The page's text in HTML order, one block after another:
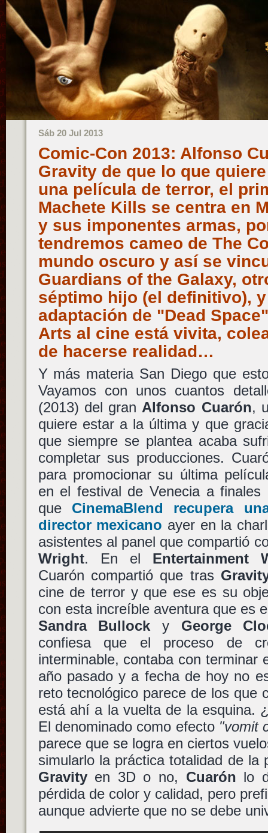
Sáb 20 Jul 2013
Comic-Con 2013: Alfonso
Gravity de que lo que
una película de terror, el
Machete Kills se centra en
y sus imponentes armas,
tendremos cameo de The
mundo oscuro y así se
Guardians of the Galaxy,
séptimo hijo (el definitivo),
adaptación de "Dead
Arts al cine está vivita,
de hacerse realidad…
Y más materia San Diego que
Vayamos con unos cuantos
(2013) del gran Alfonso Cuarón,
quiere estar a la última y que
que siempre se plantea acaba
completar sus producciones.
para promocionar su última
en el festival de Venecia a
que CinemaBlend recupera
director mexicano ayer en la
asistentes al panel que compartió
Wright. En el Entertainment
Cuarón compartió que tras
cine de terror y que ese es su
con esta increíble aventura que es
Sandra Bullock y George
confiesa que el proceso de
interminable, contaba con terminar
año pasado y a fecha de hoy no
reto tecnológico parece de los que
está ahí a la vuelta de la esquina.
El denominado como efecto "vomit
parece que se logra en ciertos
simularlo la práctica totalidad de la
Gravityen 3D o no, Cuarón lo
pérdida de color y calidad, pero
aunque advierte que no se debe